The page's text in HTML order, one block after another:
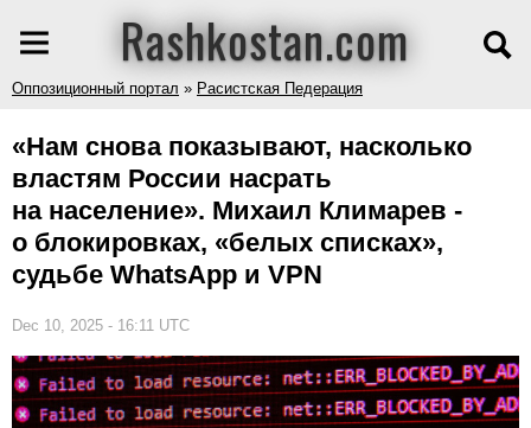
Rashkostan.com
Оппозиционный портал » Расистская Педерация
«Нам снова показывают, насколько
властям России насрать
на население». Михаил Климарев -
о блокировках, «белых списках»,
судьбе WhatsApp и VPN
Dec 10, 2025 - 16:11 UTC